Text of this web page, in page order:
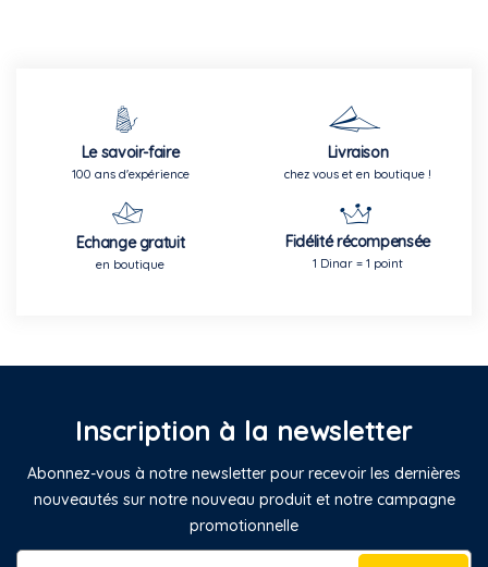
Le savoir-faire
100 ans d'expérience
Livraison
chez vous et en boutique !
Echange gratuit
en boutique
Fidélité récompensée
1 Dinar = 1 point
Inscription à la newsletter
Abonnez-vous à notre newsletter pour recevoir les dernières
nouveautés sur notre nouveau produit et notre campagne
promotionnelle